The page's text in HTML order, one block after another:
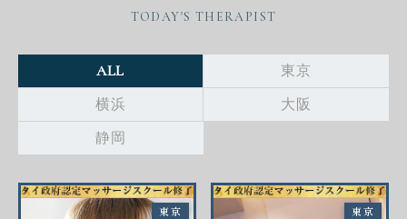
TODAY'S THERAPIST
ALL
東京
横浜
大阪
静岡
東京 東京